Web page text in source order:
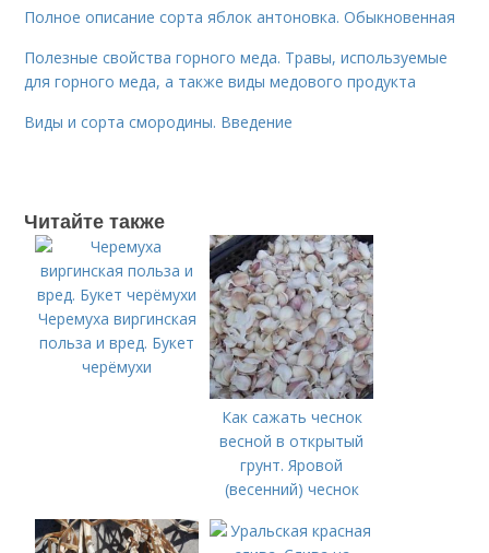
Полное описание сорта яблок антоновка. Обыкновенная
Полезные свойства горного меда. Травы, используемые
для горного меда, а также виды медового продукта
Виды и сорта смородины. Введение
Читайте также
Черемуха виргинская
польза и вред. Букет
черёмухи
Как сажать чеснок
весной в открытый
грунт. Яровой
(весенний) чеснок